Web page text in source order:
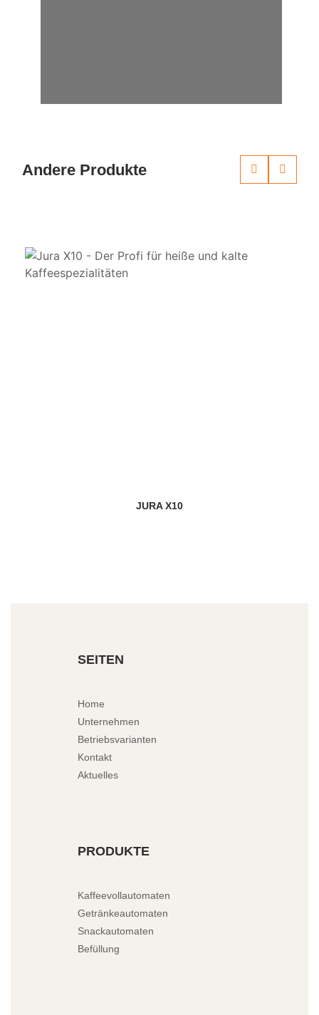
Andere Produkte
JURA X10
SEITEN
Home
Unternehmen
Betriebsvarianten
Kontakt
Aktuelles
PRODUKTE
Kaffeevollautomaten
Getränkeautomaten
Snackautomaten
Befüllung